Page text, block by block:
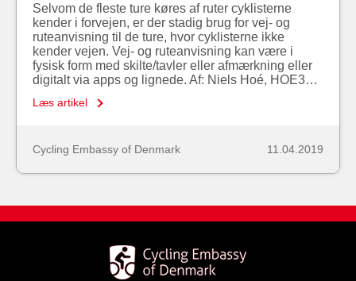
Selvom de fleste ture køres af ruter cyklisterne
kender i forvejen, er der stadig brug for vej- og
ruteanvisning til de ture, hvor cyklisterne ikke
kender vejen. Vej- og ruteanvisning kan være i
fysisk form med skilte/tavler eller afmærkning eller
digitalt via apps og lignede. Af: Niels Hoé, HOE3…
Læs artikel
Cycling Embassy of Denmark 11.04.2019